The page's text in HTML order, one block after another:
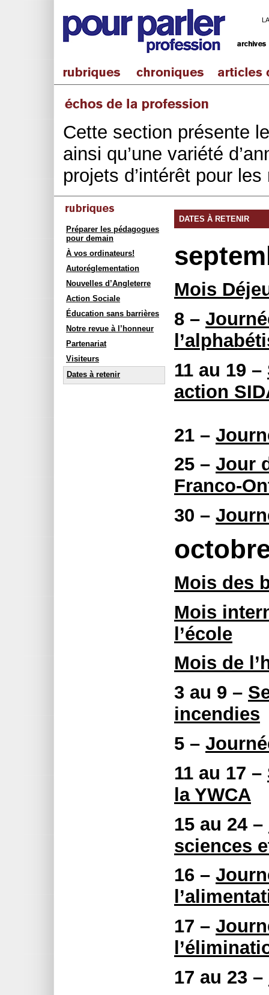
Cette section présente
ainsi qu’une variété
projets d’intérêt pour
Préparer les pédagogues
pour demain
À vos ordinateurs!
Autoréglementation
Nouvelles d’Angleterre
Action Sociale
Éducation sans barrières
Notre revue à l’honneur
Partenariat
Visiteurs
Dates à retenir
DATES À RETENIR
Mois
8 –
11 au 19 –
action
21 –
25 – Jour
Franco-
30 –
Mois des
Mois
l’école
Mois de
3 au 9 –
incendies
5 –
11 au 17 –
la YWCA
15 au 24 –
sciences
16 –
17 –
17 au 23 –